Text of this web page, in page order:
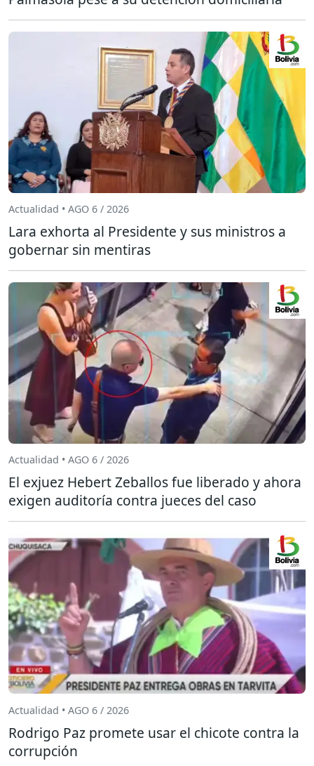
Actualidad • AGO 6 / 2026
Lara exhorta al Presidente y sus ministros a
gobernar sin mentiras
Actualidad • AGO 6 / 2026
El exjuez Hebert Zeballos fue liberado y ahora
exigen auditoría contra jueces del caso
Actualidad • AGO 6 / 2026
Rodrigo Paz promete usar el chicote contra la
corrupción